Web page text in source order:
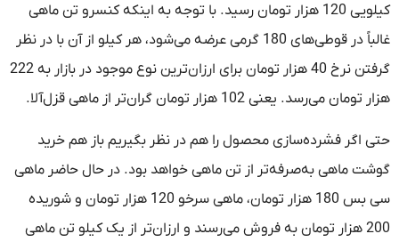
کیلویی 120 هزار تومان رسید. با توجه به اینکه کنسرو تن ماهی
غالباً در قوطی‌های 180 گرمی عرضه می‌شود، هر کیلو از آن با در نظر
گرفتن نرخ 40 هزار تومان برای ارزان‌ترین نوع موجود در بازار به 222
هزار تومان می‌رسد. یعنی 102 هزار تومان گران‌تر از ماهی قزل‌آلا.
حتی اگر فشرده‌سازی محصول را هم در نظر بگیریم باز هم خرید
گوشت ماهی به‌صرفه‌تر از تن ماهی خواهد بود. در حال حاضر ماهی
سی بس 180 هزار تومان، ماهی سرخو 120 هزار تومان و شوریده
200 هزار تومان به فروش می‌رسند و ارزان‌تر از یک کیلو تن ماهی